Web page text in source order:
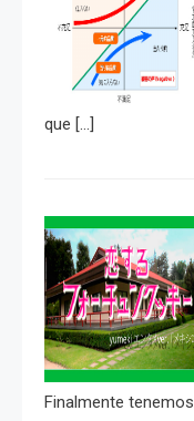
que […]
Finalmente